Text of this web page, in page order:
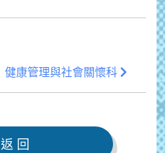
健康管理與社會關懷科
返 回